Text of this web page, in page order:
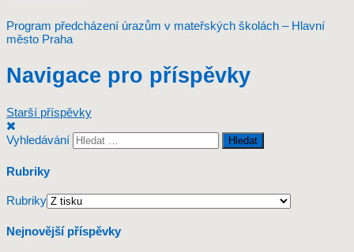
Program předcházení úrazům v mateřských školách – Hlavní
město Praha
Navigace pro příspěvky
Starší příspěvky
Vyhledávání
Rubriky
Rubriky
Nejnovější příspěvky